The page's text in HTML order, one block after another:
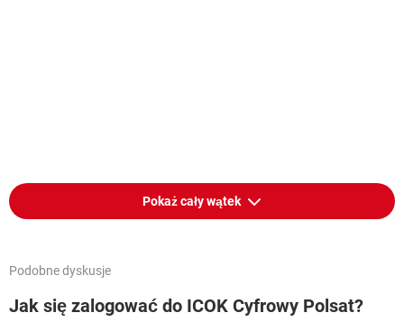
Pokaż cały wątek
Podobne dyskusje
Jak się zalogować do ICOK Cyfrowy Polsat?